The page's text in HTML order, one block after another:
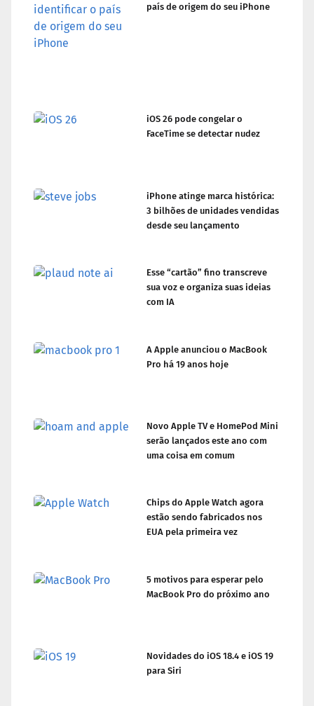
país de origem do seu iPhone
iOS 26 pode congelar o
FaceTime se detectar nudez
iPhone atinge marca histórica:
3 bilhões de unidades vendidas
desde seu lançamento
Esse “cartão” fino transcreve
sua voz e organiza suas ideias
com IA
A Apple anunciou o MacBook
Pro há 19 anos hoje
Novo Apple TV e HomePod Mini
serão lançados este ano com
uma coisa em comum
Chips do Apple Watch agora
estão sendo fabricados nos
EUA pela primeira vez
5 motivos para esperar pelo
MacBook Pro do próximo ano
Novidades do iOS 18.4 e iOS 19
para Siri